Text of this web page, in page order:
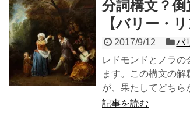
分詞構文？
【バリー・
2017/9/12 バ
レドモンドとノラ
ます。この構文の
が、果たしてどちら
記事を読む